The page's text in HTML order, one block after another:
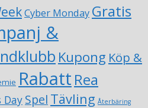
Cyber Monday Gratis
&
Kupong Köp &
Rabatt Rea
Day Spel Tävling Återbäring